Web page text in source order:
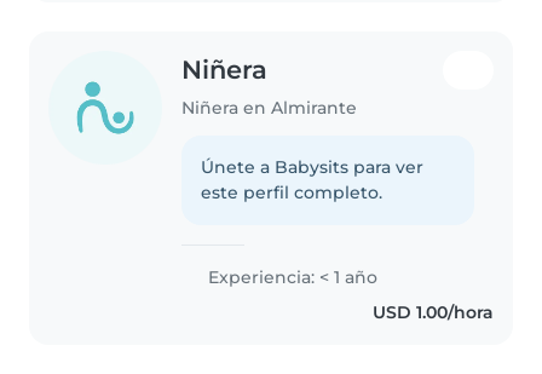
Niñera
Niñera en Almirante
Únete a Babysits para ver
este perfil completo.
Experiencia: < 1 año
USD 1.00/hora